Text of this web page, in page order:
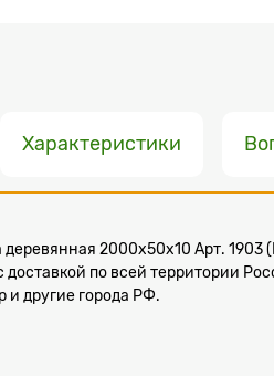
Характеристики
деревянная 2000x50х10 Арт.
доставкой по всей территории
и другие города РФ.